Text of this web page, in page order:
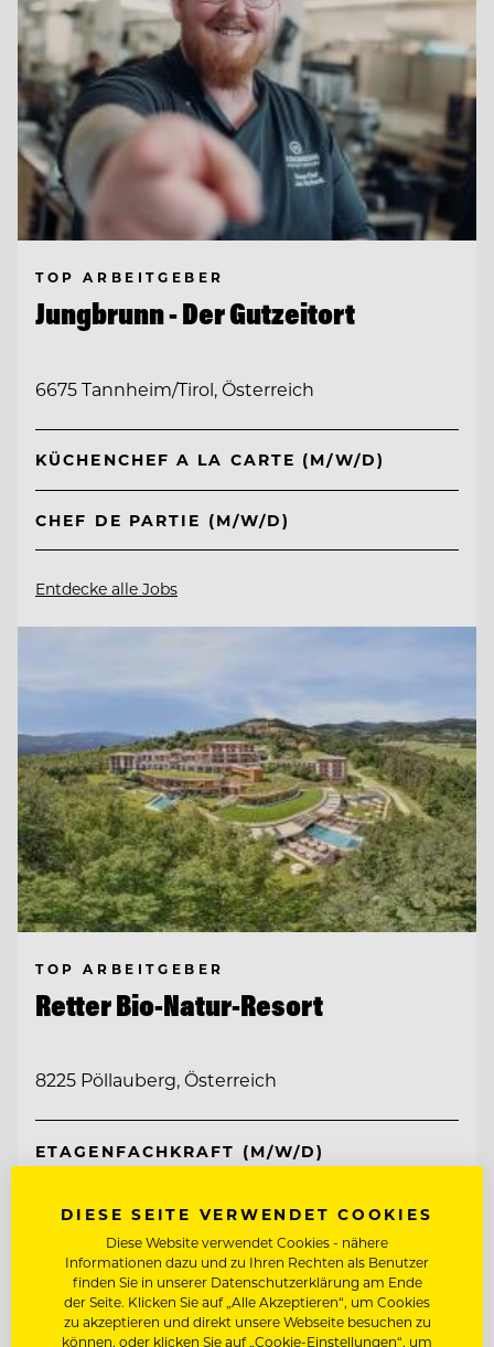
TOP ARBEITGEBER
Jungbrunn - Der Gutzeitort
6675 Tannheim/Tirol, Österreich
KÜCHENCHEF A LA CARTE (M/W/D)
CHEF DE PARTIE (M/W/D)
Entdecke alle Jobs
TOP ARBEITGEBER
Retter Bio-Natur-Resort
8225 Pöllauberg, Österreich
ETAGENFACHKRAFT (M/W/D)
REZEPTIONIST/IN
Entdecke alle Jobs
DIESE SEITE VERWENDET COOKIES
Diese Website verwendet Cookies - nähere
Informationen dazu und zu Ihren Rechten als Benutzer
finden Sie in unserer Datenschutzerklärung am Ende
der Seite. Klicken Sie auf „Alle Akzeptieren“, um Cookies
zu akzeptieren und direkt unsere Webseite besuchen zu
können, oder klicken Sie auf „Cookie-Einstellungen“, um